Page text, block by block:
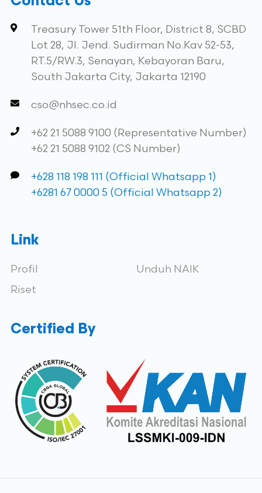
Treasury Tower 51th Floor, District 8, SCBD
Lot 28, Jl. Jend. Sudirman No.Kav 52-53,
RT.5/RW.3, Senayan, Kebayoran Baru,
South Jakarta City, Jakarta 12190
cso@nhsec.co.id
+62 21 5088 9100 (Representative Number)
+62 21 5088 9102 (CS Number)
+628 118 198 111 (Official Whatsapp 1)
+6281 67 0000 5 (Official Whatsapp 2)
Link
Profil
Riset
Unduh NAIK
Certified By